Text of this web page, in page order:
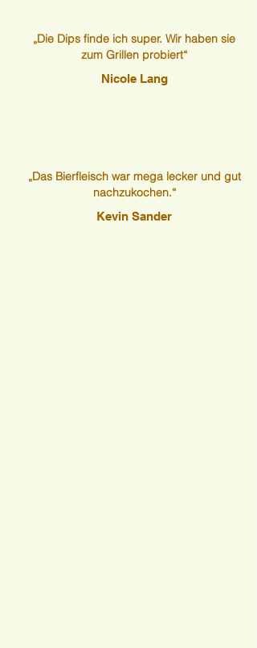
„Die Dips finde ich super. Wir haben sie
zum Grillen probiert“
Nicole Lang
„Das Bierfleisch war mega lecker und gut
nachzukochen.“
Kevin Sander